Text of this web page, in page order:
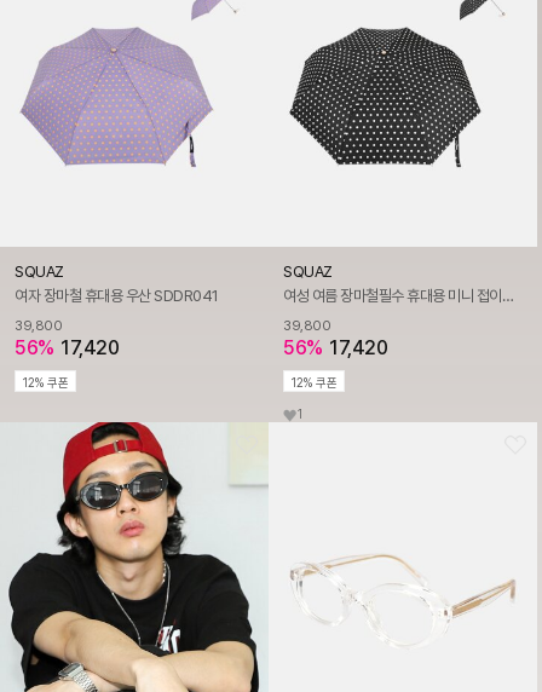
SQUAZ
여자 장마철 휴대용 우산 SDDR041
39,800
56% 17,420
12% 쿠폰
SQUAZ
여성 여름 장마철필수 휴대용 미니 접이식 도트 우산 SDDR041
39,800
56% 17,420
12% 쿠폰
1